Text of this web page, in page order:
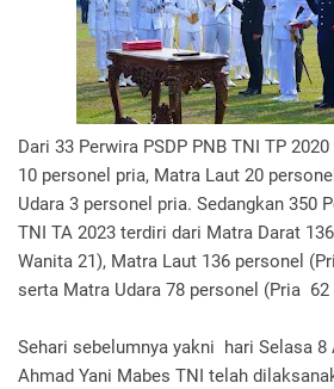
Dari 33 Perwira PSDP PNB TNI TP
10 personel pria, Matra Laut 20
Udara 3 personel pria. Sedangkan 350
TNI TA 2023 terdiri dari Matra Darat
Wanita 21), Matra Laut 136 personel
serta Matra Udara 78 personel (Pria
Sehari sebelumnya yakni hari Selasa 8
Ahmad Yani Mabes TNI telah